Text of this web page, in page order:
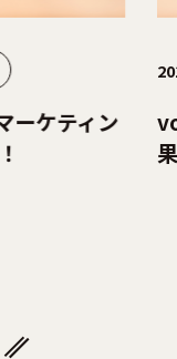
ィン
2019年7
vol.26